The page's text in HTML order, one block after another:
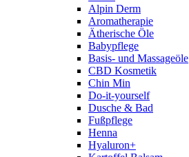
Alpin Derm
Aromatherapie
Ätherische Öle
Babypflege
Basis- und Massageöle
CBD Kosmetik
Chin Min
Do-it-yourself
Dusche & Bad
Fußpflege
Henna
Hyaluron+